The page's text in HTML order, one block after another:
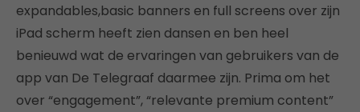
expandables,basic banners en full screens over zijn
iPad scherm heeft zien dansen en ben heel
benieuwd wat de ervaringen van gebruikers van de
app van De Telegraaf daarmee zijn. Prima om het
over “engagement”, “relevante premium content”